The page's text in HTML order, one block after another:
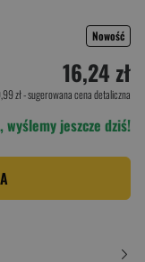
Nowość
16,24 zł
zł- sugerowana cena detaliczna
wyślemy jeszcze dziś!